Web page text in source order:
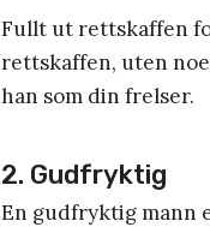
Fullt ut rettskaffen
rettskaffen, uten
han som din frelser.
2. Gudfryktig
En gudfryktig mann